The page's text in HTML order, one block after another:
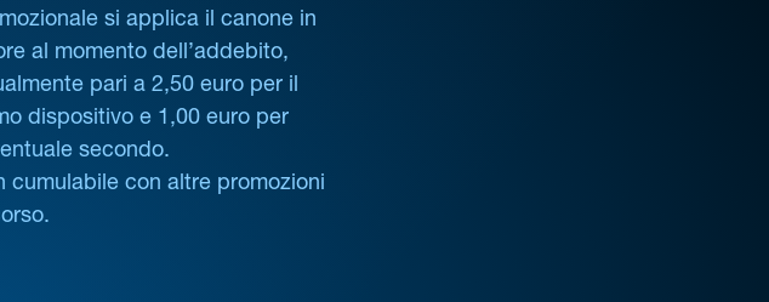
si applica il canone in
al momento dell’addebito,
pari a 2,50 euro per il
dispositivo e 1,00 euro per
secondo.
cumulabile con altre promozioni